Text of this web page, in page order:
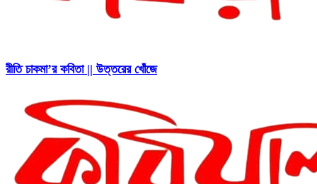
রীতি চাকমা’র কবিতা || উত্তরের খোঁজে